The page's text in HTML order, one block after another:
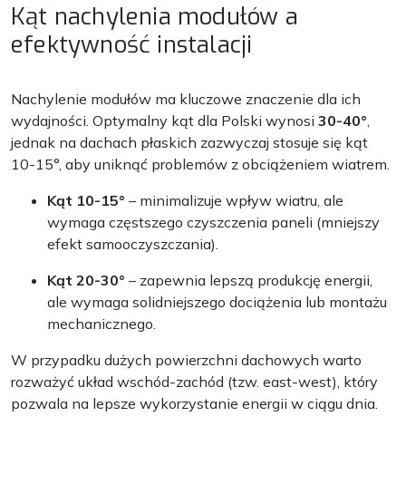
Kąt nachylenia modułów a
efektywność instalacji
Nachylenie modułów ma kluczowe znaczenie dla ich
wydajności. Optymalny kąt dla Polski wynosi 30-40°,
jednak na dachach płaskich zazwyczaj stosuje się kąt
10-15°, aby uniknąć problemów z obciążeniem wiatrem.
Kąt 10-15° – minimalizuje wpływ wiatru, ale
wymaga częstszego czyszczenia paneli (mniejszy
efekt samooczyszczania).
Kąt 20-30° – zapewnia lepszą produkcję energii,
ale wymaga solidniejszego dociążenia lub montażu
mechanicznego.
W przypadku dużych powierzchni dachowych warto
rozważyć układ wschód-zachód (tzw. east-west), który
pozwala na lepsze wykorzystanie energii w ciągu dnia.